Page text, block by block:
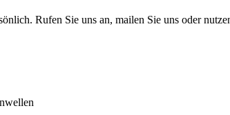
Rufen Sie uns an, mailen Sie uns oder